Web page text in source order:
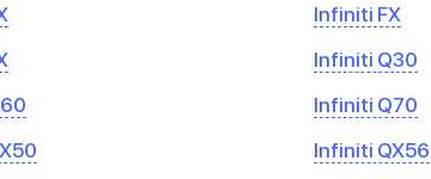
Infiniti FX
Infiniti Q30
Infiniti Q70
Infiniti QX56